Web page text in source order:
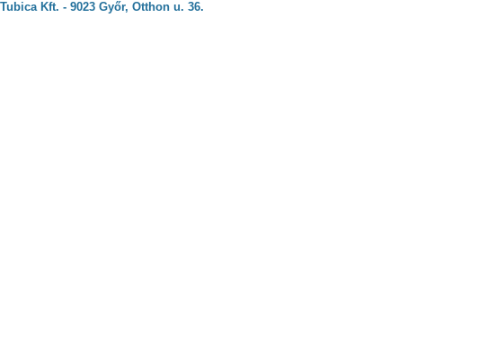
Tubica Kft. - 9023 Győr, Otthon u. 36.